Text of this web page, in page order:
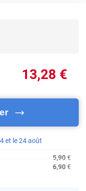
13,28 €
et le 24 août
5,90€
6,90€